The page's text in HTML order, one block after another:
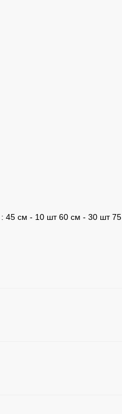
: 45 см - 10 шт 60 см - 30 шт